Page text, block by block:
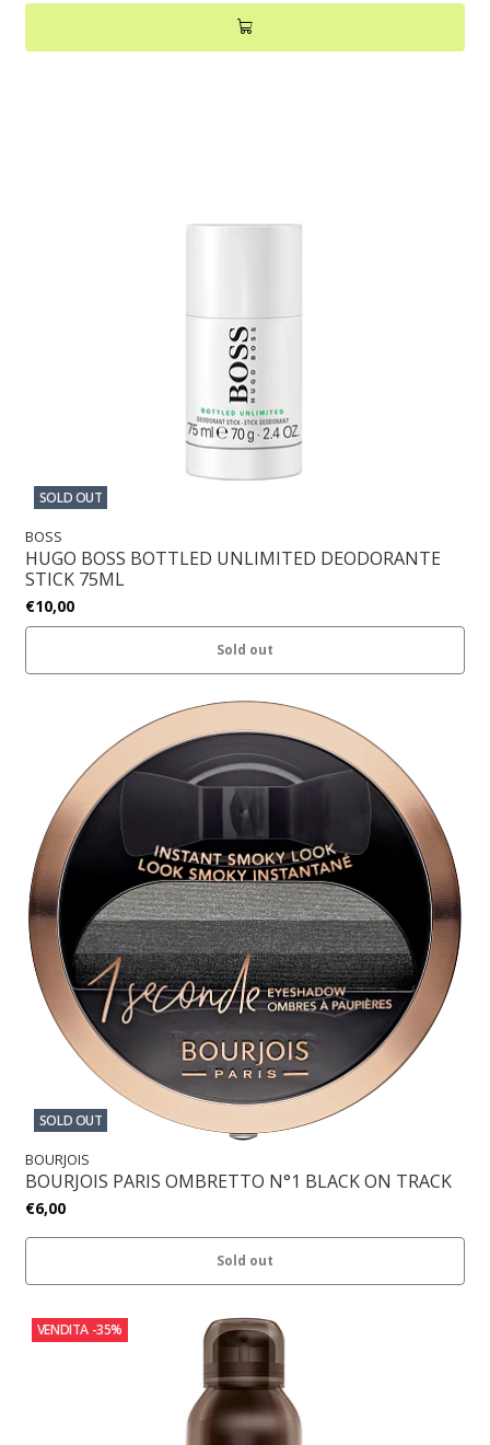
SOLD OUT
BOSS
HUGO BOSS BOTTLED UNLIMITED DEODORANTE
STICK 75ML
€10,00
Sold out
SOLD OUT
BOURJOIS
BOURJOIS PARIS OMBRETTO N°1 BLACK ON TRACK
€6,00
Sold out
VENDITA -35%